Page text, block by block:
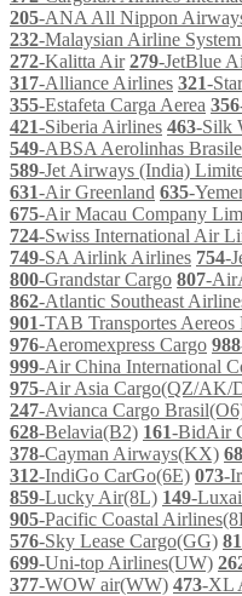
205-ANA All Nippon
232-Malaysian Airline
272-Kalitta Air 279-JetBlue
317-Alliance Airlines 321-
355-Estafeta Carga Aerea 356
421-Siberia Airlines 463-Silk
549-ABSA Aerolinhas
589-Jet Airways (India)
631-Air Greenland 635-
675-Air Macau Company
724-Swiss International Air
749-SA Airlink Airlines 754-
800-Grandstar Cargo 807-
862-Atlantic Southeast
901-TAB Transportes
976-Aeromexpress Cargo 988
999-Air China International
975-Air Asia Cargo(QZ/AK/
247-Avianca Cargo
628-Belavia(B2) 161-BidAir
378-Cayman Airways(KX)
312-IndiGo CarGo(6E) 073-
859-Lucky Air(8L) 149-
905-Pacific Coastal
576-Sky Lease Cargo(GG)
699-Uni-top Airlines(UW)
377-WOW air(WW) 473-XL